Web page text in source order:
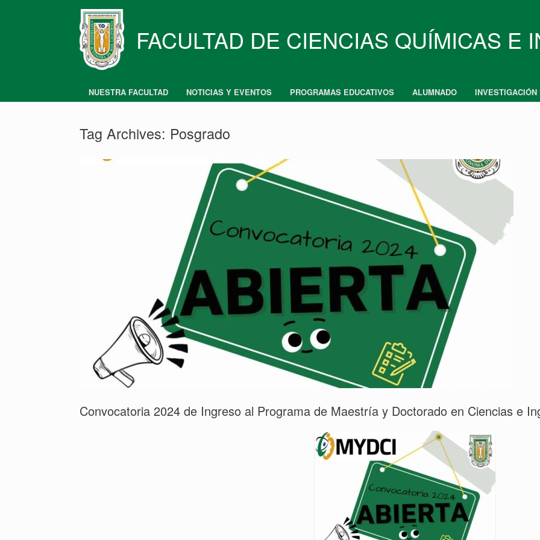
FACULTAD DE CIENCIAS QUÍMICAS E
NUESTRA FACULTAD NOTICIAS Y EVENTOS PROGRAMAS EDUCATIVOS ALUMNADO INVESTIGACIÓN
Tag Archives: Posgrado
Convocatoria 2024 de Ingreso al Programa de Maestría y Doctorado en Ciencias e